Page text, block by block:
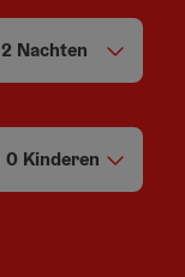
2 Nachten
0 Kinderen